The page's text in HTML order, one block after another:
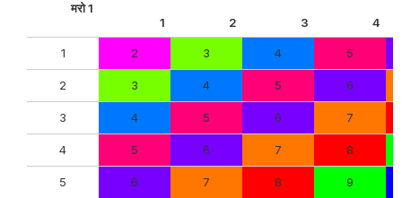
मरो 1
1
2 3 4
1 2 3 4 5
2 3 4 5 6
3 4 5 6 7
4 5 6 7 8
5 6 7 8 9